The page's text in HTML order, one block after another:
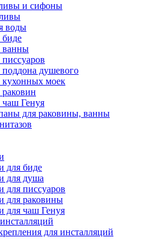
и сифоны
воды
ванны
душевого
моек
Генуя
для раковины, ванны
для биде
для душа
для писсуаров
для раковины
для чаш Генуя
для инсталляций